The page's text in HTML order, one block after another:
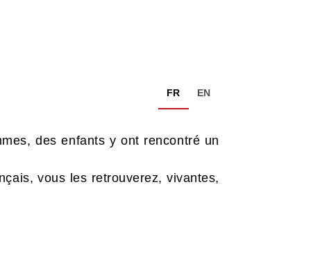
FR EN
des enfants y ont rencontré un
vous les retrouverez, vivantes,